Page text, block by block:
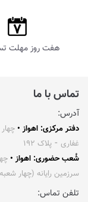
هفت روز مهلت
تماس با ما
آدرس:
دفتر مرکزی: اهواز •
غفاری ⁃ پلاک ۱۹۲
شُعب حضوری: اهواز •
سرزمین رایانه (چهار
تلفن تماس: